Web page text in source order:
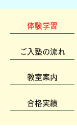
体験学習
ご入塾の流れ
教室案内
合格実績